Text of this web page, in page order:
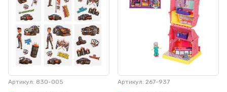
Артикул: 830-005 Артикул: 267-937